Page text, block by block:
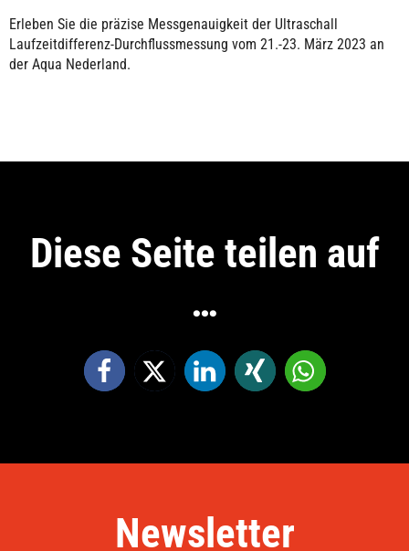
Erleben Sie die präzise Messgenauigkeit der Ultraschall
Laufzeitdifferenz-Durchflussmessung vom 21.-23. März 2023 an
der Aqua Nederland.
Diese Seite teilen auf
…
Newsletter